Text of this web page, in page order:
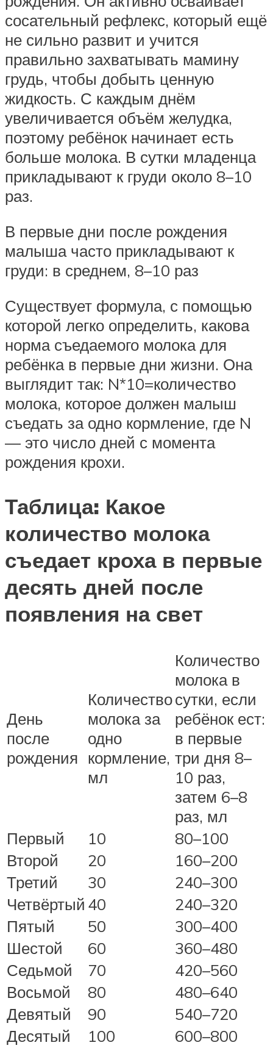
сосательный рефлекс, который ещё
не сильно развит и учится
правильно захватывать мамину
грудь, чтобы добыть ценную
жидкость. С каждым днём
увеличивается объём желудка,
поэтому ребёнок начинает есть
больше молока. В сутки младенца
прикладывают к груди около 8–10
раз.
В первые дни после рождения
малыша часто прикладывают к
груди: в среднем, 8–10 раз
Существует формула, с помощью
которой легко определить, какова
норма съедаемого молока для
ребёнка в первые дни жизни. Она
выглядит так: N*10=количество
молока, которое должен малыш
съедать за одно кормление, где N
— это число дней с момента
рождения крохи.
Таблица: Какое
количество молока
съедает кроха в первые
десять дней после
появления на свет
День
после
рождения
Количество
молока за
одно
кормление,
мл
Количество
молока в
сутки, если
ребёнок ест:
в первые
три дня 8–
10 раз,
затем 6–8
раз, мл
Первый
10
80–100
Второй
20
160–200
Третий
30
240–300
Четвёртый 40
240–320
Пятый
50
300–400
Шестой
60
360–480
Седьмой
70
420–560
Восьмой
80
480–640
Девятый
90
540–720
Десятый
100
600–800